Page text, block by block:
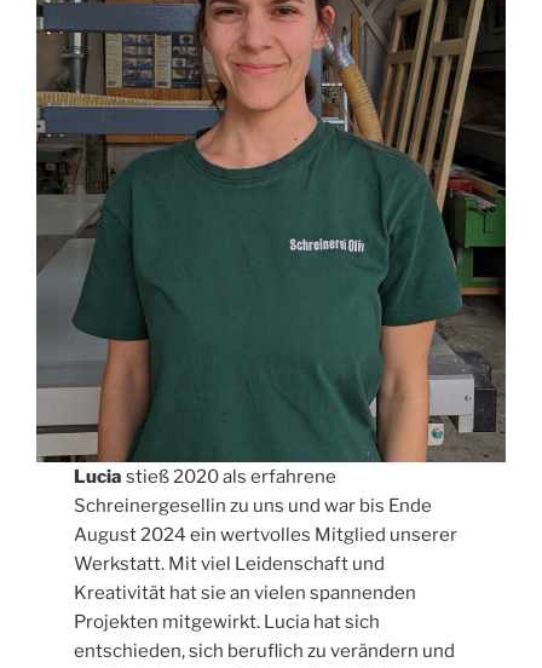
Lucia stieß 2020 als erfahrene
Schreinergesellin zu uns und war bis Ende
August 2024 ein wertvolles Mitglied unserer
Werkstatt. Mit viel Leidenschaft und
Kreativität hat sie an vielen spannenden
Projekten mitgewirkt. Lucia hat sich
entschieden, sich beruflich zu verändern und